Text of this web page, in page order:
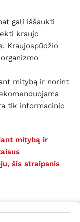
gali iššaukti
kraujo
Kraujospūdžio
mitybą ir norint
tik informacinio
mitybą ir
šis straipsnis